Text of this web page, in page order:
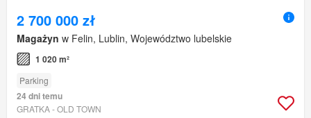
2 700 000 zł
Magażyn w Felin, Lublin, Województwo lubelskie
1 020 m²
Parking
24 dni temu
GRATKA - OLD TOWN